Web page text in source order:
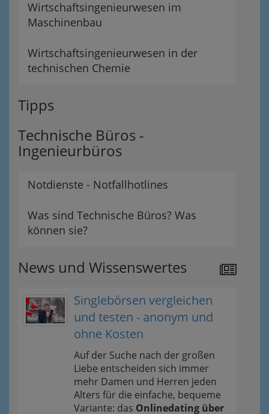
Wirtschaftsingenieurwesen im
Maschinenbau
Wirtschaftsingenieurwesen in der
technischen Chemie
Tipps
Technische Büros -
Ingenieurbüros
Notdienste - Notfallhotlines
Was sind Technische Büros? Was
können sie?
News und Wissenswertes
Singlebörsen vergleichen
und testen - anonym und
ohne Kosten
Auf der Suche nach der großen
Liebe entscheiden sich immer
mehr Damen und Herren jeden
Alters für die einfache, bequeme
Variante: das Onlinedating über